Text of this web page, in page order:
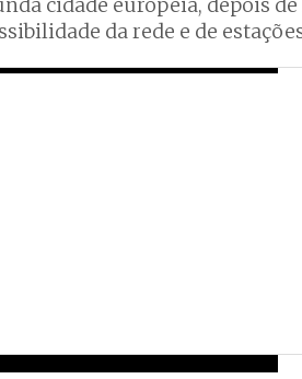
cidade europeia, depois
da rede e de